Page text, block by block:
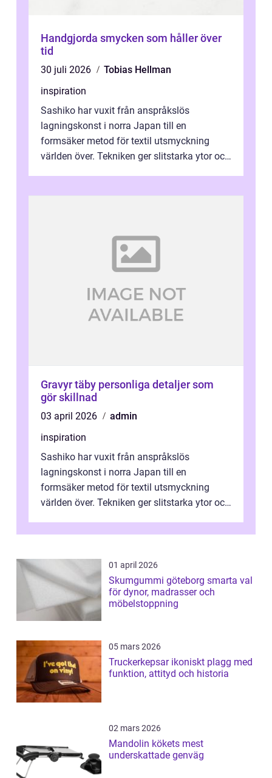
Handgjorda smycken som håller över
tid
30 juli 2026
Tobias Hellman
inspiration
Sashiko har vuxit från anspråkslös
lagningskonst i norra Japan till en
formsäker metod för textil utsmyckning
världen över. Tekniken ger slitstarka ytor och
Gravyr täby personliga detaljer som
gör skillnad
03 april 2026
admin
inspiration
Sashiko har vuxit från anspråkslös
lagningskonst i norra Japan till en
formsäker metod för textil utsmyckning
världen över. Tekniken ger slitstarka ytor och
01 april 2026
Skumgummi göteborg smarta val
för dynor, madrasser och
möbelstoppning
05 mars 2026
Truckerkepsar ikoniskt plagg med
funktion, attityd och historia
02 mars 2026
Mandolin kökets mest
underskattade genväg